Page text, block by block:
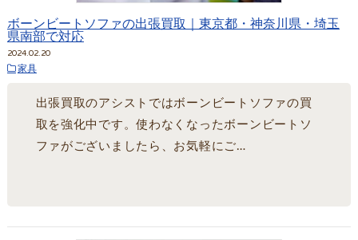
ボーンビートソファの出張買取｜東京都・神奈川県・埼玉
県南部で対応
2024.02.20
家具
出張買取のアシストではボーンビートソファの買
取を強化中です。使わなくなったボーンビートソ
ファがございましたら、お気軽にご…